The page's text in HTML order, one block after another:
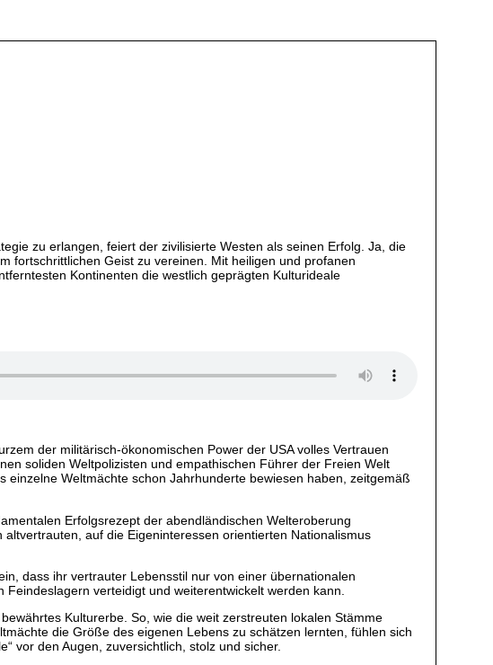
zu erlangen, feiert der zivilisierte Westen als seinen Erfolg. Ja, die
fortschrittlichen Geist zu vereinen. Mit heiligen und profanen
Kontinenten die westlich geprägten Kulturideale
der militärisch-ökonomischen Power der USA volles Vertrauen
soliden Weltpolizisten und empathischen Führer der Freien Welt
Weltmächte schon Jahrhunderte bewiesen haben, zeitgemäß
Erfolgsrezept der abendländischen Welteroberung
auf die Eigeninteressen orientierten Nationalismus
dass ihr vertrauter Lebensstil nur von einer übernationalen
verteidigt und weiterentwickelt werden kann.
Kulturerbe. So, wie die weit zerstreuten lokalen Stämme
die Größe des eigenen Lebens zu schätzen lernten, fühlen sich
vor den Augen, zuversichtlich, stolz und sicher.